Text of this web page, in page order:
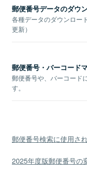
郵便番号データのダウ
各種データのダウンロー
更新）
郵便番号・バーコード
郵便番号や、バーコード
す。
郵便番号検索に使用さ
2025年度版郵便番号の